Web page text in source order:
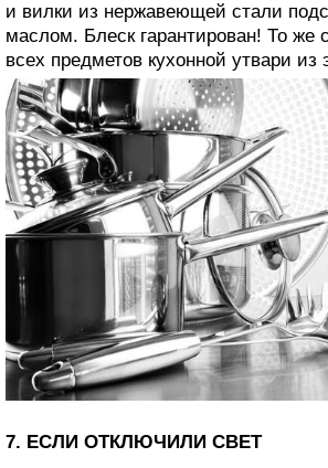
и вилки из нержавеющей стали
маслом. Блеск гарантирован! То же
всех предметов кухонной утвари из
7. ЕСЛИ ОТКЛЮЧИЛИ СВЕТ